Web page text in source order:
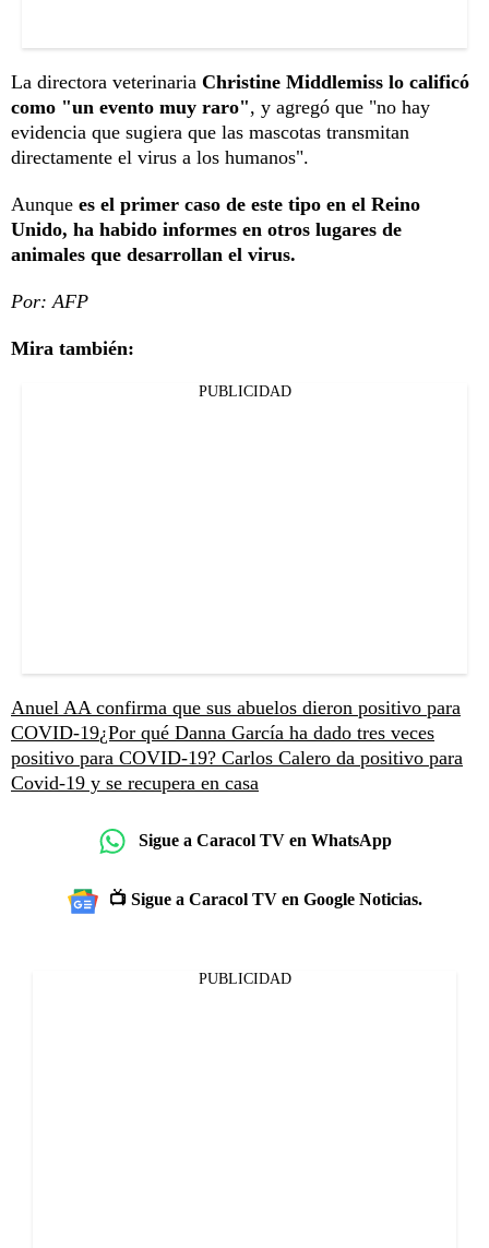
La directora veterinaria Christine Middlemiss lo calificó
como "un evento muy raro", y agregó que "no hay
evidencia que sugiera que las mascotas transmitan
directamente el virus a los humanos".
Aunque es el primer caso de este tipo en el Reino
Unido, ha habido informes en otros lugares de
animales que desarrollan el virus.
Por: AFP
Mira también:
PUBLICIDAD
Anuel AA confirma que sus abuelos dieron positivo para
COVID-19¿Por qué Danna García ha dado tres veces
positivo para COVID-19? Carlos Calero da positivo para
Covid-19 y se recupera en casa
Sigue a Caracol TV en WhatsApp
📺 Sigue a Caracol TV en Google Noticias.
PUBLICIDAD